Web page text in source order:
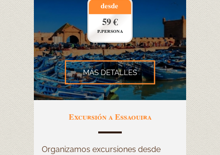
Excursión a Essaouira
Organizamos excursiones desde
MÁS DETALLES
desde
59 €
p.persona